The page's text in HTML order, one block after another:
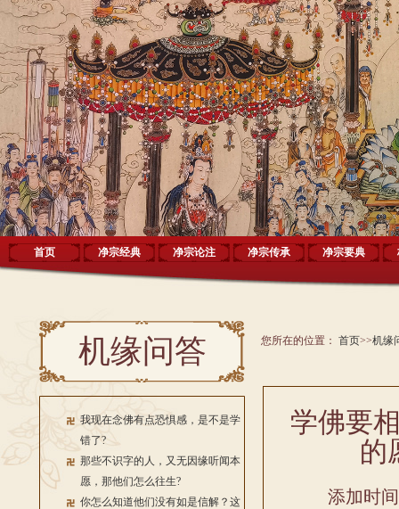
首页 净宗经典 净宗论注 净宗传承 净宗要典
机缘问答
我现在念佛有点恐惧感，是不是学
错了?
那些不识字的人，又无因缘听闻本
愿，那他们怎么往生?
你怎么知道他们没有如是信解？这
您所在的位置： 首页>>机缘
学佛要
的
添加时